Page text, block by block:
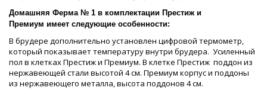
Домашняя Ферма № 1 в комплектации Престиж и
Премиум имеет следующие особенности:
В брудере дополнительно установлен цифровой термометр,
который показывает температуру внутри брудера. Усиленный
пол в клетках Престиж и Премиум. В клетке Престиж поддон из
нержавеющей стали высотой 4 см. Премиум корпус и поддоны
из нержавеющего металла, высота поддонов 4 см.